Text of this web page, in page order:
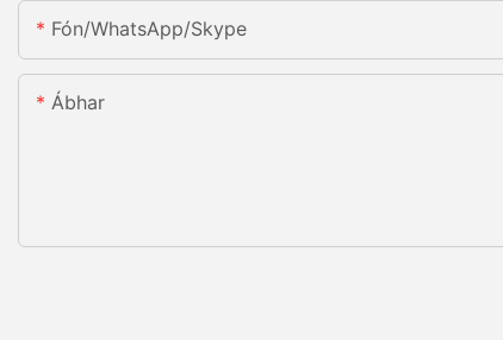
Fón/WhatsApp/Skype
Ábhar